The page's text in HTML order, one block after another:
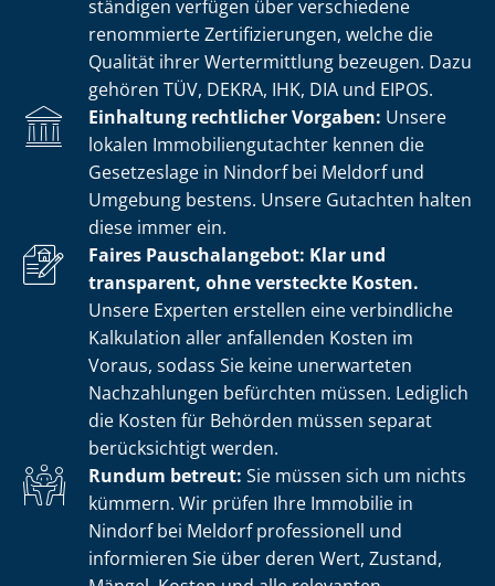
stän­di­gen verfügen über verschiedene
renommierte Zer­ti­fi­zie­run­gen, welche die
Qualität ihrer Wertermittlung bezeugen. Dazu
gehören TÜV, DEKRA, IHK, DIA und EIPOS.
Einhaltung rechtlicher Vorgaben: Unsere
lokalen Im­mo­bi­li­en­gut­ach­ter kennen die
Gesetzeslage in Nindorf bei Meldorf und
Umgebung bestens. Unsere Gutachten halten
diese immer ein.
Faires Pauschalangebot: Klar und
transparent, ohne versteckte Kosten.
Unsere Experten erstellen eine verbindliche
Kalkulation aller anfallenden Kosten im
Voraus, sodass Sie keine unerwarteten
Nachzahlungen befürchten müssen. Lediglich
die Kosten für Behörden müssen separat
berücksichtigt werden.
Rundum betreut: Sie müssen sich um nichts
kümmern. Wir prüfen Ihre Immobilie in
Nindorf bei Meldorf professionell und
informieren Sie über deren Wert, Zustand,